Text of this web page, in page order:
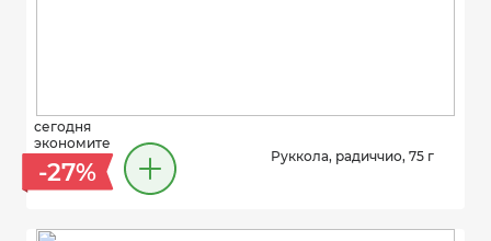
сегодня
экономите
-27%
Руккола, радиччио, 75 г